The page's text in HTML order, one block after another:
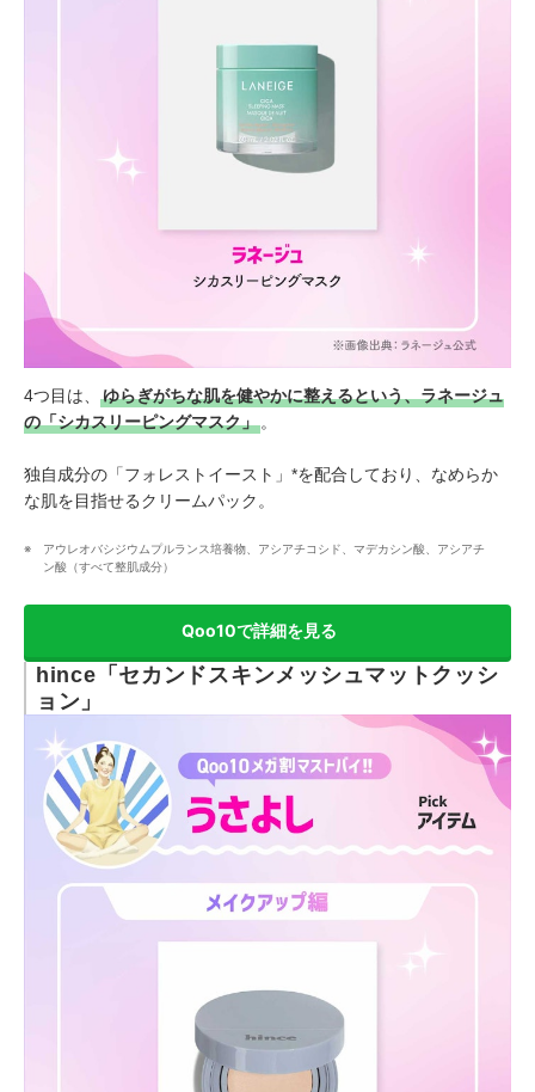
4つ目は、
ゆらぎがちな肌を健やかに整えるという、ラネージュ
の「シカスリーピングマスク」 。
独自成分の「フォレストイースト」*を配合しており、なめらか
な肌を目指せるクリームパック。
アウレオバシジウムプルランス培養物、アシアチコシド、マデカシン酸、アシアチ
ン酸（すべて整肌成分）
Qoo10で詳細を見る
hince「セカンドスキンメッシュマットクッシ
ョン」